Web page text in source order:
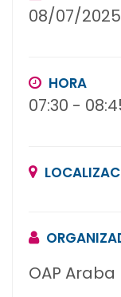
08/07/2025
HORA
07:30 -
OAP Araba